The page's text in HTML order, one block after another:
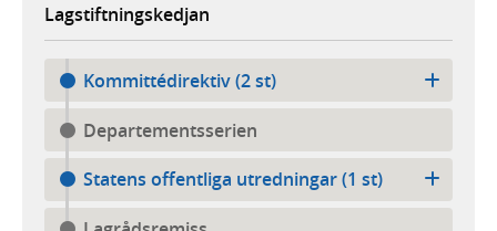
Lagstiftningskedjan
Kommittédirektiv (2 st)
Departementsserien
Statens offentliga utredningar (1 st)